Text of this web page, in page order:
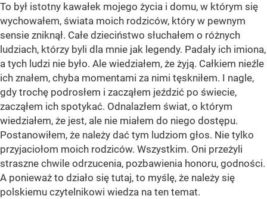
To był istotny kawałek mojego życia i domu, w którym się
wychowałem, świata moich rodziców, który w pewnym
sensie zniknął. Całe dzieciństwo słuchałem o różnych
ludziach, którzy byli dla mnie jak legendy. Padały ich imiona,
a tych ludzi nie było. Ale wiedziałem, że żyją. Całkiem nieźle
ich znałem, chyba momentami za nimi tęskniłem. I nagle,
gdy trochę podrosłem i zacząłem jeździć po świecie,
zacząłem ich spotykać. Odnalazłem świat, o którym
wiedziałem, że jest, ale nie miałem do niego dostępu.
Postanowiłem, że należy dać tym ludziom głos. Nie tylko
przyjaciołom moich rodziców. Wszystkim. Oni przeżyli
straszne chwile odrzucenia, pozbawienia honoru, godności.
A ponieważ to działo się tutaj, to myślę, że należy się
polskiemu czytelnikowi wiedza na ten temat.